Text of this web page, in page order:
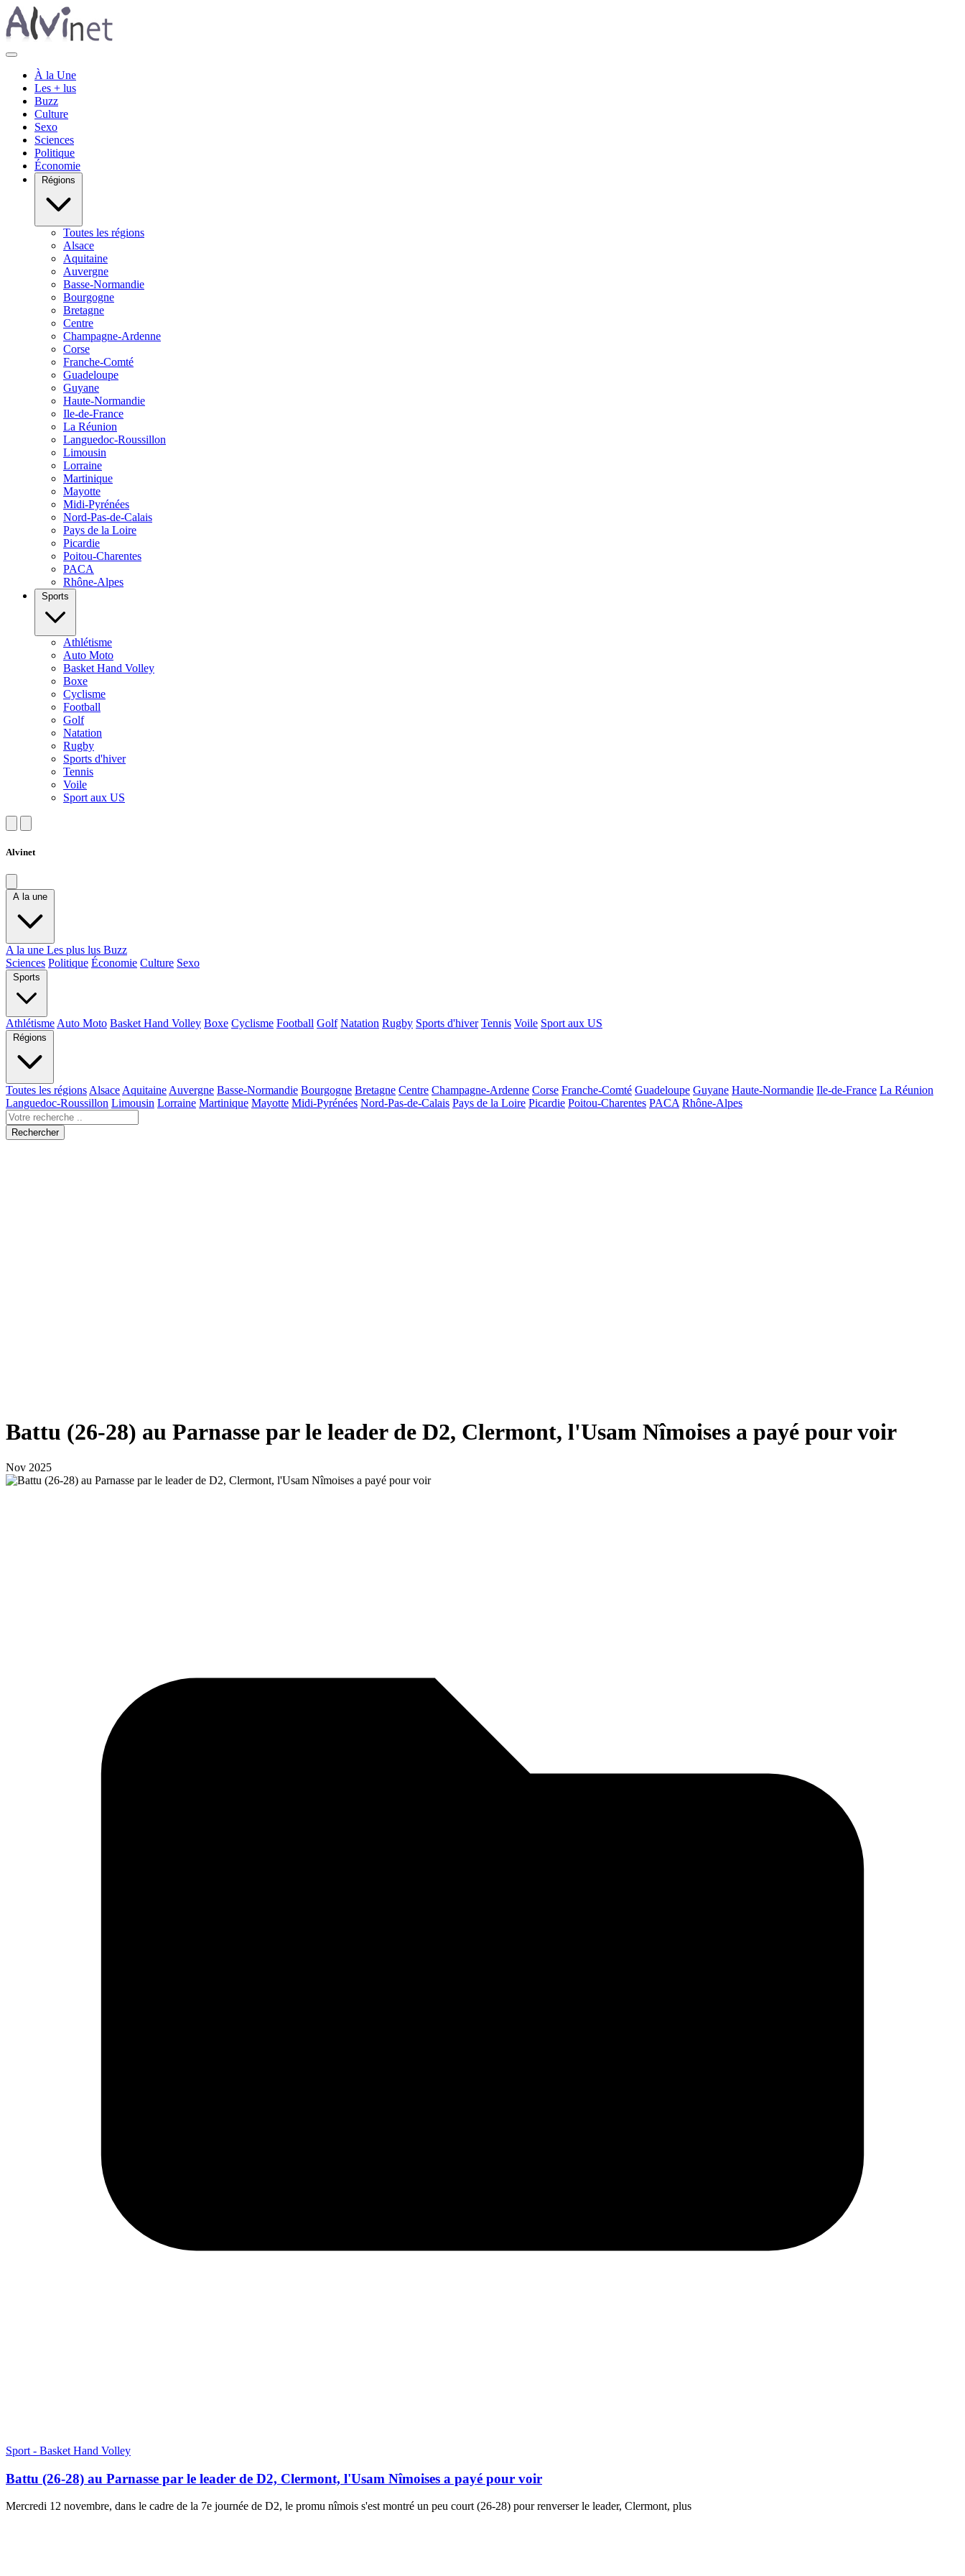
À la Une
Les + lus
Buzz
Culture
Sexo
Sciences
Politique
Économie
Régions
Toutes les régions
Alsace
Aquitaine
Auvergne
Basse-Normandie
Bourgogne
Bretagne
Centre
Champagne-Ardenne
Corse
Franche-Comté
Guadeloupe
Guyane
Haute-Normandie
Ile-de-France
La Réunion
Languedoc-Roussillon
Limousin
Lorraine
Martinique
Mayotte
Midi-Pyrénées
Nord-Pas-de-Calais
Pays de la Loire
Picardie
Poitou-Charentes
PACA
Rhône-Alpes
Sports
Athlétisme
Auto Moto
Basket Hand Volley
Boxe
Cyclisme
Football
Golf
Natation
Rugby
Sports d'hiver
Tennis
Voile
Sport aux US
Alvinet
A la une
A la une Les plus lus Buzz
Sciences Politique Économie Culture Sexo
Sports
Athlétisme Auto Moto Basket Hand Volley Boxe Cyclisme Football Golf Natation Rugby Sports d'hiver Tennis Voile Sport aux US
Régions
Toutes les régions Alsace Aquitaine Auvergne Basse-Normandie Bourgogne Bretagne Centre Champagne-Ardenne Corse Franche-Comté Guadeloupe Guyane Haute-Normandie Ile-de-France La Réunion
Languedoc-Roussillon Limousin Lorraine Martinique Mayotte Midi-Pyrénées Nord-Pas-de-Calais Pays de la Loire Picardie Poitou-Charentes PACA Rhône-Alpes
Rechercher
Battu (26-28) au Parnasse par le leader de D2, Clermont, l'Usam Nîmoises a payé pour voir
Nov 2025
Sport - Basket Hand Volley
Battu (26-28) au Parnasse par le leader de D2, Clermont, l'Usam Nîmoises a payé pour voir
Mercredi 12 novembre, dans le cadre de la 7e journée de D2, le promu nîmois s'est montré un peu court (26-28) pour renverser le leader, Clermont, plus